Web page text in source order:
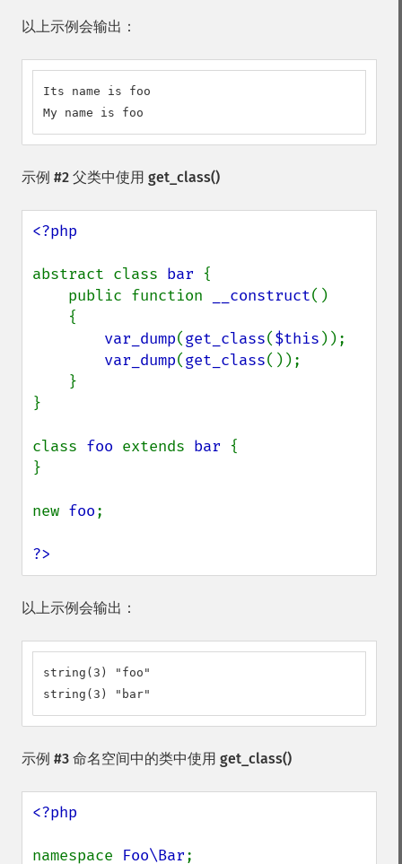
以上示例会输出：
Its name is foo
My name is foo
示例 #2 父类中使用 get_class()
<?php
abstract class bar {
    public function
__construct()
var_dump(get_class($this ));
var_dump(get_class());
}
class foo extends bar {
}
new foo;
?>
以上示例会输出：
string(3) "foo"
string(3) "bar"
示例 #3 命名空间中的类中使用 get_class()
<?php
namespace Foo\Bar;